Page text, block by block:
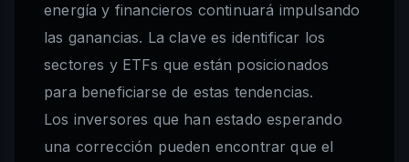
energía y financieros continuará impulsando
las ganancias. La clave es identificar los
sectores y ETFs que están posicionados
para beneficiarse de estas tendencias.
Los inversores que han estado esperando
una corrección pueden encontrar que el